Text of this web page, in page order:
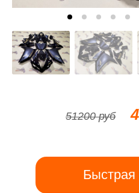
51200 руб
Быстрая